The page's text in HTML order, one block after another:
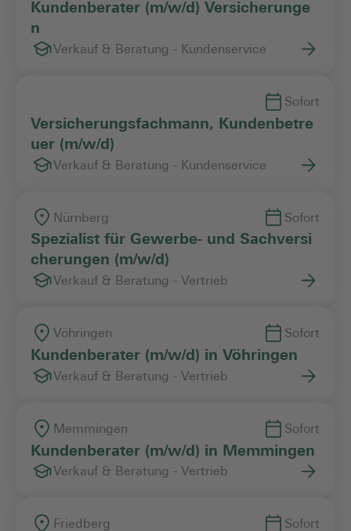
Kundenberater (m/w/d) Versicherunge
n
Verkauf & Beratung - Kundenservice
Sofort
Versicherungsfachmann, Kundenbetre
uer (m/w/d)
Verkauf & Beratung - Kundenservice
Nürnberg Sofort
Spezialist für Gewerbe- und Sachversi
cherungen (m/w/d)
Verkauf & Beratung - Vertrieb
Vöhringen Sofort
Kundenberater (m/w/d) in Vöhringen
Verkauf & Beratung - Vertrieb
Memmingen Sofort
Kundenberater (m/w/d) in Memmingen
Verkauf & Beratung - Vertrieb
Friedberg Sofort